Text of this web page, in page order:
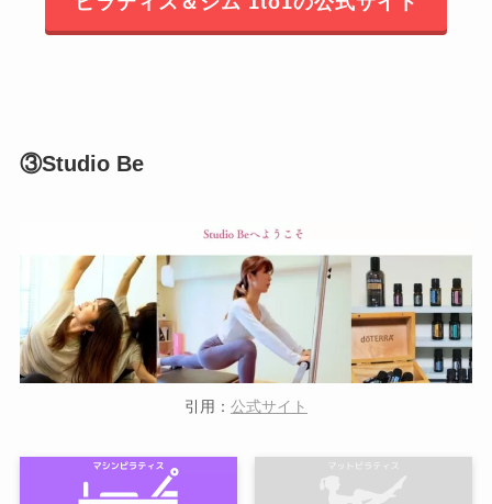
③Studio Be
引用： 公式サイト